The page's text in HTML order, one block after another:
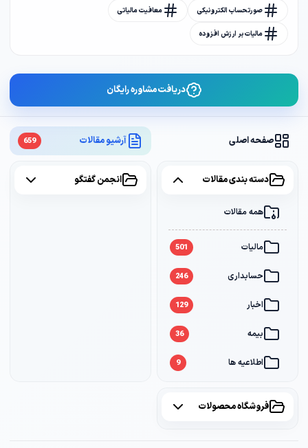
صفحه اصلی آرشیو مقالات 659
دسته بندی مقالات
همه مقالات
مالیات 501
حسابداری 246
اخبار 129
بیمه 36
اطلاعیه ها 9
انجمن گفتگو
فروشگاه محصولات
صورتحساب الکترونیکی معافیت مالیاتی
مالیات بر ارزش افزوده
دریافت مشاوره رایگان